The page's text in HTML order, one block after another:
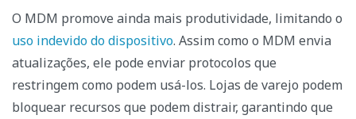
O MDM promove ainda mais produtividade, limitando o
uso indevido do dispositivo. Assim como o MDM envia
atualizações, ele pode enviar protocolos que
restringem como podem usá-los. Lojas de varejo podem
bloquear recursos que podem distrair, garantindo que